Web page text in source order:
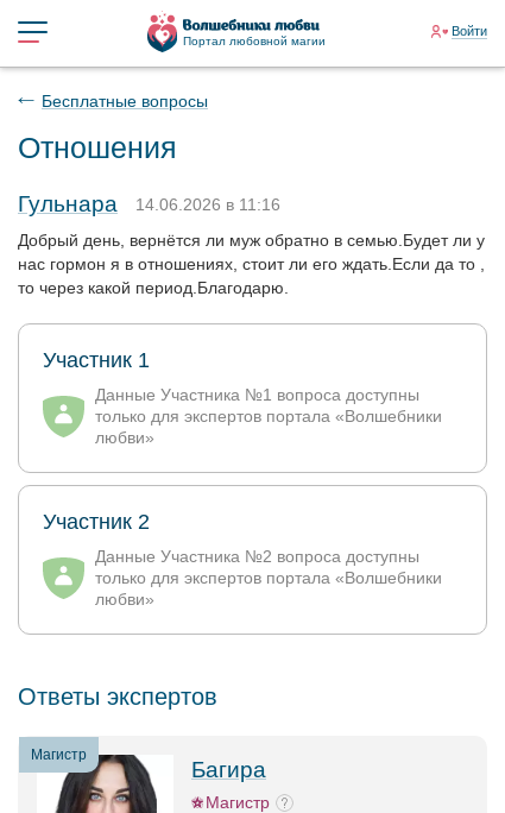
Портал любовной магии
Войти
Бесплатные вопросы
Отношения
Гульнара
14.06.2026 в 11:16
Добрый день, вернётся ли муж обратно в семью.Будет ли у
нас гормон я в отношениях, стоит ли его ждать.Если да то ,
то через какой период.Благодарю.
Участник 1
Данные Участника №1 вопроса доступны
только для экспертов портала «Волшебники
любви»
Участник 2
Данные Участника №2 вопроса доступны
только для экспертов портала «Волшебники
любви»
Ответы экспертов
Магистр
Багира
Магистр